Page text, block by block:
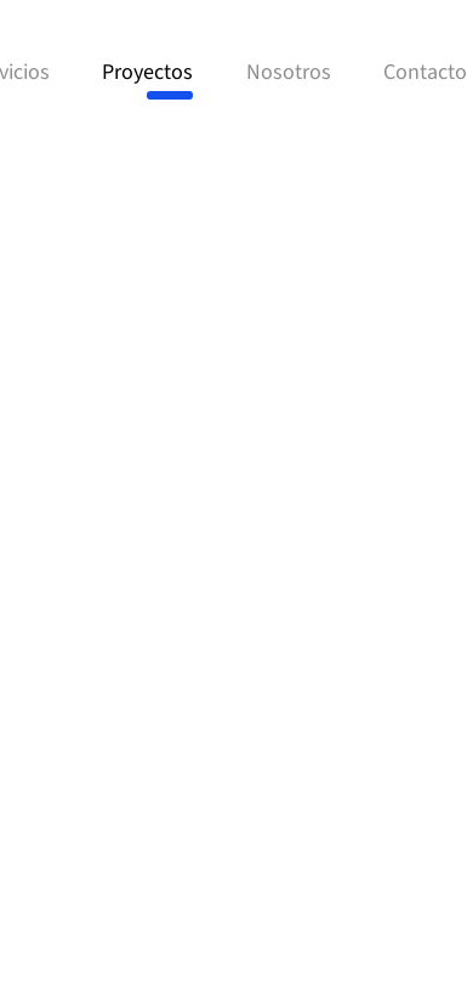
Proyectos Nosotros Contacto